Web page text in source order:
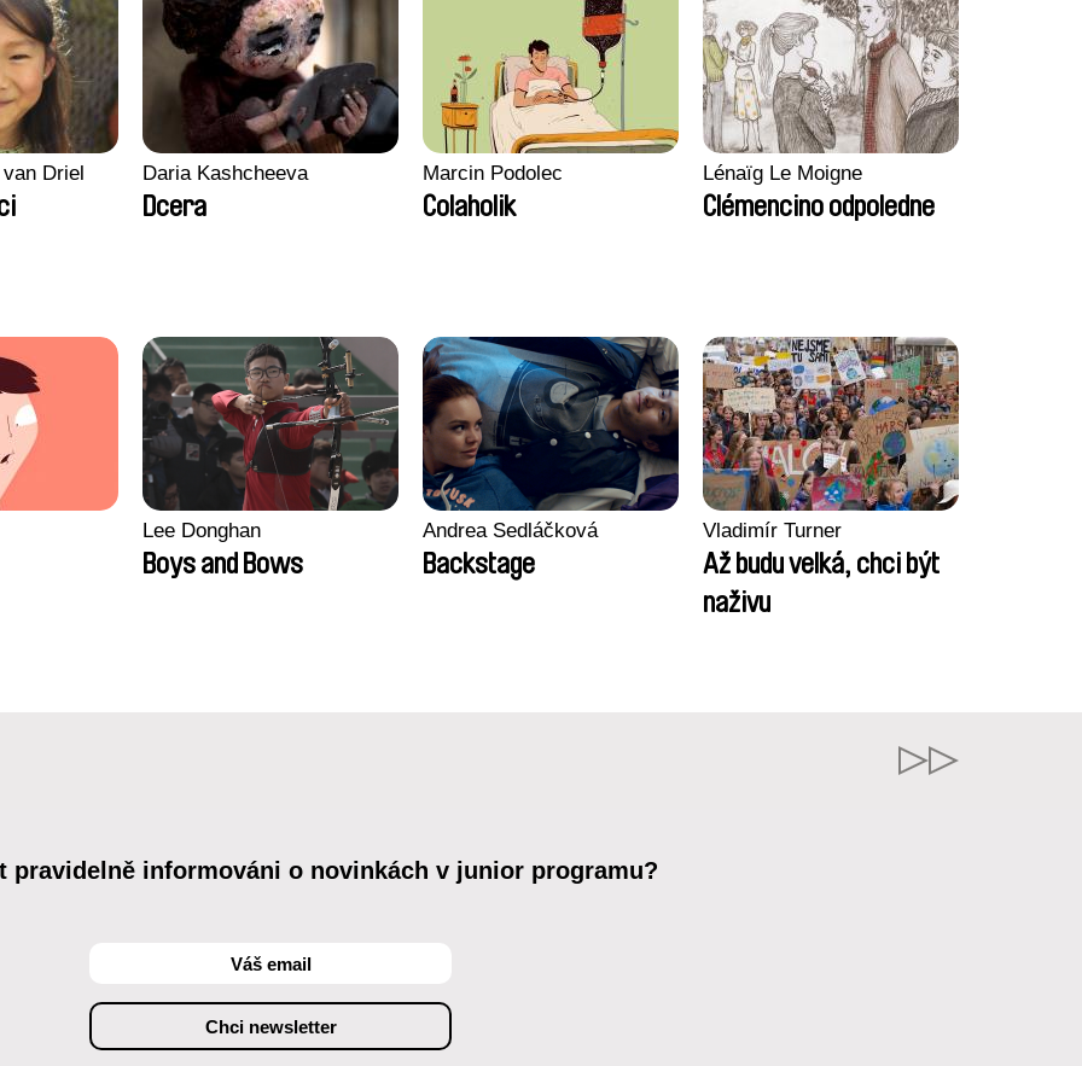
Driel Daria Kashcheeva
Dcera
Marcin Podolec
Colaholik
Lénaïg Le Moigne
Clémencino odpoledne
Lee Donghan
Boys and Bows
Andrea Sedláčková
Backstage
Vladimír Turner
Až budu velká, chci být
naživu
pravidelně informováni o novinkách v junior programu?